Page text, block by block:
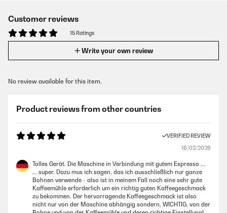
Customer reviews
15 Ratings
Write your own review
No review available for this item.
Product reviews from other countries
VERIFIED REVIEW
18/02/2026
Tolles Gerät. Die Maschine in Verbindung mit gutem Espresso ...
... super. Dazu mus ich sagen, das ich ausschließlich nur ganze
Bohnen verwende - also ist in meinem Fall noch eine sehr gute
Kaffeemühle erforderlich um ein richtig guten Kaffeegeschmack
zu bekommen. Der hervorragende Kaffeegeschmack ist also
nicht nur von der Maschine abhängig sondern, WICHTIG, von der